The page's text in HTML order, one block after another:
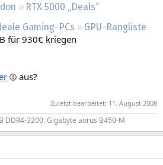
RTX 5000 „Deals“
Gaming-PCs
GPU-Rangliste
für 930€ kriegen
aus?
Zuletzt bearbeitet: 11. August 2008
DDR4-3200, Gigabyte aorus B450-M